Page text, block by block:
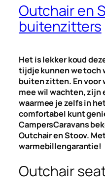
Outchair en
buitenzitters
Het is lekker koud
tijdje kunnen we toch
buiten zitten. En voor
mee wil wachten, zijn
waarmee je zelfs in
comfortabel kunt
CampersCaravans
Outchair en Stoov.
warmebillengarantie!
Outchair